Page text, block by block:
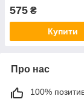
72574
575 ₴
Купити
Про нас
100%